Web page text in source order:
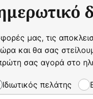
μας, τις
και θα σας
σας αγορά στο
Ιδιωτικός πελάτης